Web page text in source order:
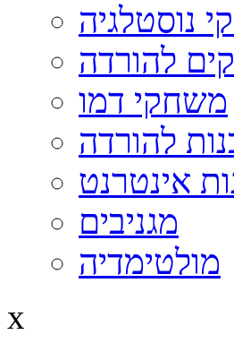
נוסטלגיה
להורדה
משחקי דמו
להורדה
אינטרנט
מגניבים
מולטימדיה
x